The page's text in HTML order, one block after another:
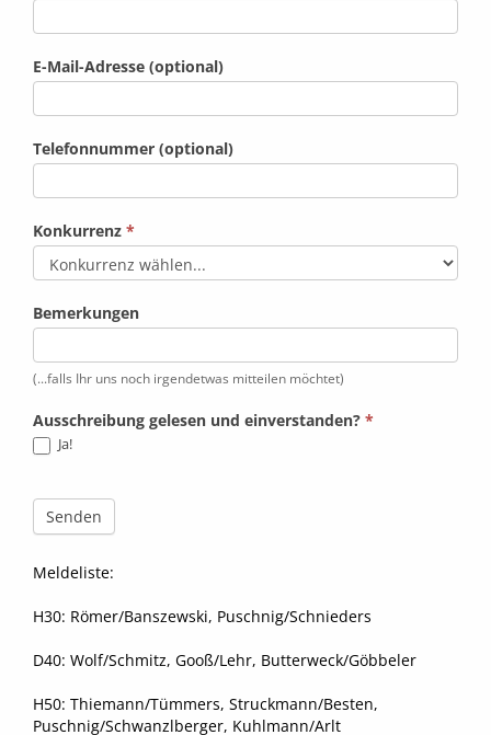
E-Mail-Adresse (optional)
Telefonnummer (optional)
Konkurrenz *
Bemerkungen
(...falls Ihr uns noch irgendetwas mitteilen möchtet)
Ausschreibung gelesen und einverstanden? *
Ja!
Senden
Meldeliste:
H30: Römer/Banszewski, Puschnig/Schnieders
D40: Wolf/Schmitz, Gooß/Lehr, Butterweck/Göbbeler
H50: Thiemann/Tümmers, Struckmann/Besten,
Puschnig/Schwanzlberger, Kuhlmann/Arlt